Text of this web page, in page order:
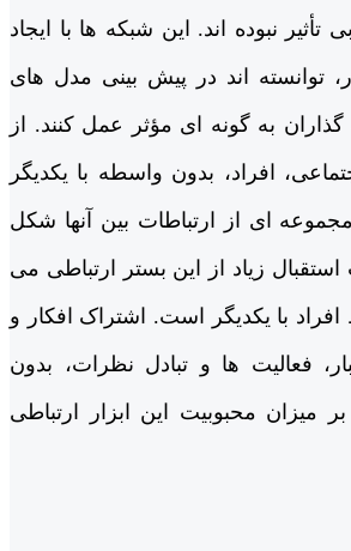
تأثیر نبوده اند. این شبکه ها با ایجاد
توانسته اند در پیش بینی مدل­ های
به گونه ای مؤثر عمل کنند. از
افراد، بدون واسطه با یکدیگر
­ای از ارتباطات بین آن­ها شکل
زیاد از این بستر ارتباطی می
با یکدیگر است. اشتراک افکار و
فعالیت ها و تبادل نظرات، بدون
میزان محبوبیت این ابزار ارتباطی